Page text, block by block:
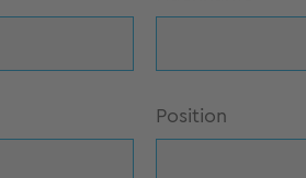
Position